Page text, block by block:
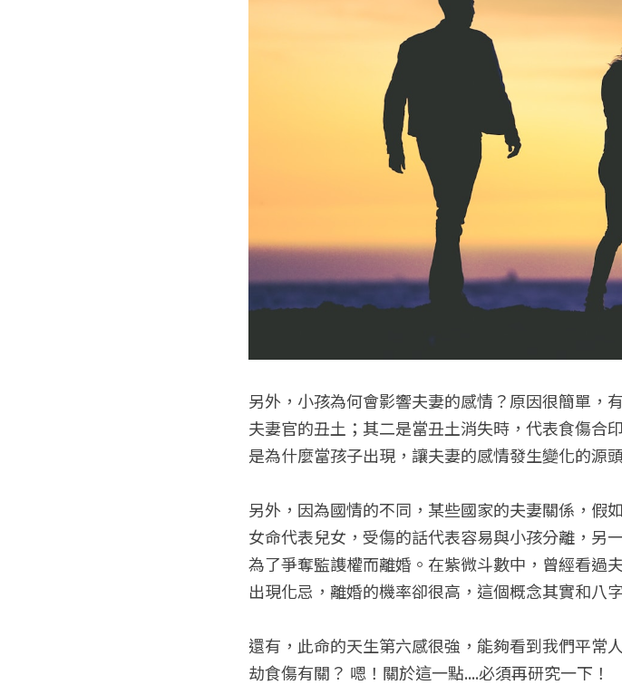
另外，小孩為何會影響夫妻的感情？原因很簡單，
夫妻官的丑土；其二是當丑土消失時，代表食傷合
是為什麼當孩子出現，讓夫妻的感情發生變化的源
另外，因為國情的不同，某些國家的夫妻關係，假
女命代表兒女，受傷的話代表容易與小孩分離，另
為了爭奪監謢權而離婚。在紫微斗數中，曾經看過
出現化忌，離婚的機率卻很高，這個概念其實和八
還有，此命的天生第六感很強，能夠看到我們平常
劫食傷有關？ 嗯！關於這一點....必須再研究一下！